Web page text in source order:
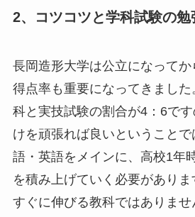
2、コツコツと学科試験の勉
長岡造形大学は公立になって
得点率も重要になってきまし
科と実技試験の割合が4：6で
けを頑張れば良いということ
語・英語をメインに、高校1年
を積み上げていく必要があり
すぐに伸びる教科ではありま